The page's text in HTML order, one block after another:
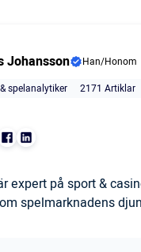
Johansson
Han/Honom
spelanalytiker
2171 Artiklar
expert på sport &
spelmarknadens